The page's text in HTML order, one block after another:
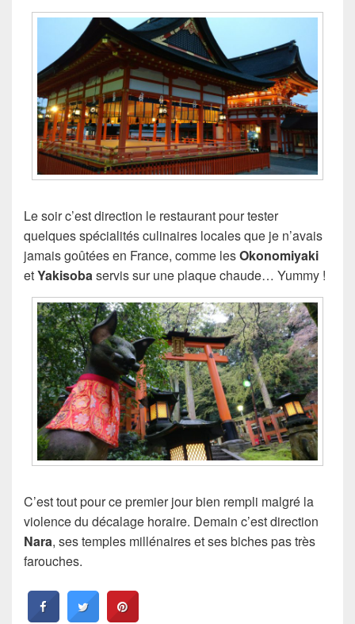
Le soir c’est direction le restaurant pour tester
quelques spécialités culinaires locales que je n’avais
jamais goûtées en France, comme lesOkonomiyaki
etYakisobaservis sur une plaque chaude… Yummy !
C’est tout pour ce premier jour bien rempli malgré la
violence du décalage horaire. Demain c’est direction
Nara, ses temples millénaires et ses biches pas très
farouches​.